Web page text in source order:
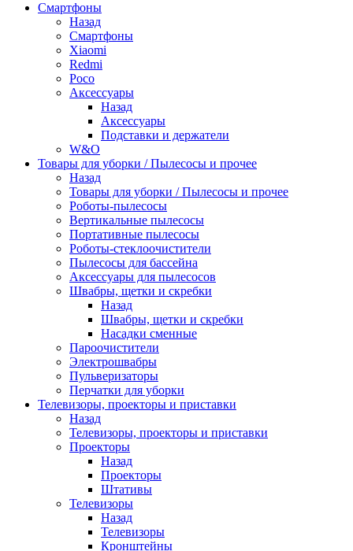
Смартфоны
Назад
Смартфоны
Xiaomi
Redmi
Poco
Аксессуары
Назад
Аксессуары
Подставки и держатели
W&O
Товары для уборки / Пылесосы и прочее
Назад
Товары для уборки / Пылесосы и прочее
Роботы-пылесосы
Вертикальные пылесосы
Портативные пылесосы
Роботы-стеклоочистители
Пылесосы для бассейна
Аксессуары для пылесосов
Швабры, щетки и скребки
Назад
Швабры, щетки и скребки
Насадки сменные
Пароочистители
Электрошвабры
Пульверизаторы
Перчатки для уборки
Телевизоры, проекторы и приставки
Назад
Телевизоры, проекторы и приставки
Проекторы
Назад
Проекторы
Штативы
Телевизоры
Назад
Телевизоры
Кронштейны